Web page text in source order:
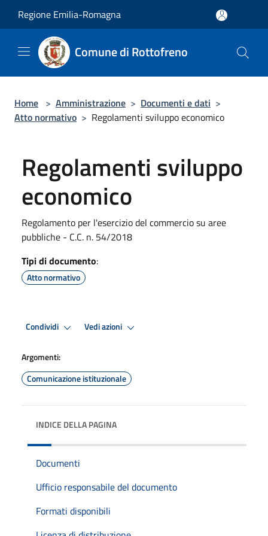
Regione Emilia-Romagna
Comune di Rottofreno
Home > Amministrazione > Documenti e dati >
Atto normativo > Regolamenti sviluppo economico
Regolamenti sviluppo
economico
Regolamento per l'esercizio del commercio su aree
pubbliche - C.C. n. 54/2018
Tipi di documento:
Atto normativo
Condividi Vedi azioni
Argomenti:
Comunicazione istituzionale
INDICE DELLA PAGINA
Documenti
Ufficio responsabile del documento
Formati disponibili